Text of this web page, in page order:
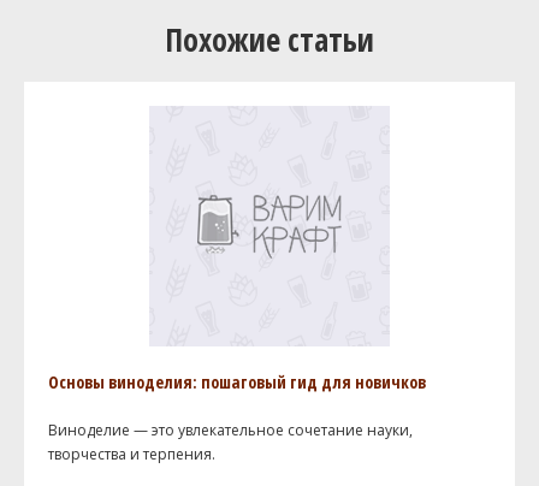
Похожие статьи
Основы виноделия: пошаговый гид для новичков
Виноделие — это увлекательное сочетание науки,
творчества и терпения.